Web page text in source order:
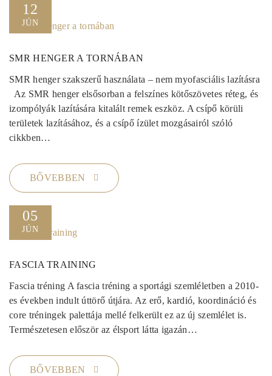
12
JÚN
SMR HENGER A TORNÁBAN
SMR henger szakszerű használata – nem myofasciális lazításra
Az SMR henger elsősorban a felszínes kötőszövetes réteg, és
izompólyák lazítására kitalált remek eszköz. A csípő körüli
területek lazításához, és a csípő ízület mozgásairól szóló
cikkben…
BŐVEBBEN
05
JÚN
FASCIA TRAINING
Fascia tréning A fascia tréning a sportági szemléletben a 2010-
es években indult úttörő útjára. Az erő, kardió, koordináció és
core tréningek palettája mellé felkerült ez az új szemlélet is.
Természetesen először az élsport látta igazán…
BŐVEBBEN